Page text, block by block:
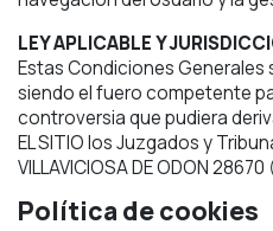
LEY APLICABLE Y
Estas Condiciones Generales
siendo el fuero competente
controversia que pudiera
EL SITIO los Juzgados y
VILLAVICIOSA DE ODON
Política de cookies